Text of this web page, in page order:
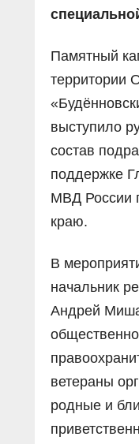
Памятный
территории
выступило
состав
поддержке
МВД России
краю.
В
начальник
Андрей
ветераны
родные и